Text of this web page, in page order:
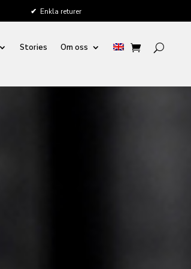
✔ Enkla returer
Stories Om oss